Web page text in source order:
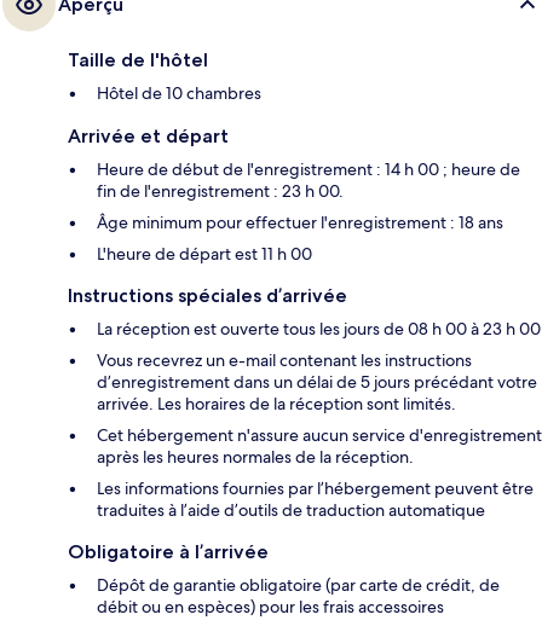
Taille de l'hôtel
Hôtel de 10 chambres
Arrivée et départ
Heure de début de l'enregistrement : 14 h 00 ; heure de
fin de l'enregistrement : 23 h 00.
Âge minimum pour effectuer l'enregistrement : 18 ans
L'heure de départ est 11 h 00
Instructions spéciales d’arrivée
La réception est ouverte tous les jours de 08 h 00 à 23 h 00
Vous recevrez un e-mail contenant les instructions
d’enregistrement dans un délai de 5 jours précédant votre
arrivée. Les horaires de la réception sont limités.
Cet hébergement n'assure aucun service d'enregistrement
après les heures normales de la réception.
Les informations fournies par l’hébergement peuvent être
traduites à l’aide d’outils de traduction automatique
Obligatoire à l’arrivée
Dépôt de garantie obligatoire (par carte de crédit, de
débit ou en espèces) pour les frais accessoires